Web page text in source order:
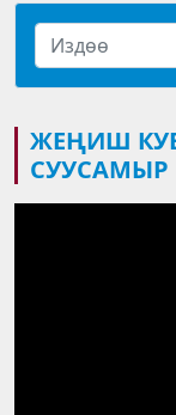
ЖЕҢИШ
СУУСАМЫР